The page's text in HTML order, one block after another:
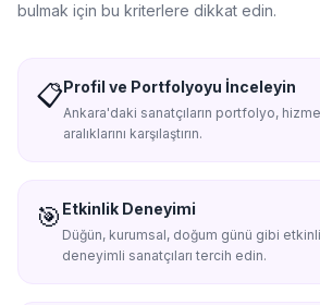
bulmak için bu kriterlere dikkat edin.
📋Profil ve Portfolyoyu İnceleyin
Ankara'daki sanatçıların portfolyo,
aralıklarını karşılaştırın.
🎯 Etkinlik Deneyimi
Düğün, kurumsal, doğum günü gibi
deneyimli sanatçıları tercih edin.